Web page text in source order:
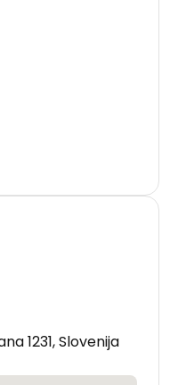
1231, Slovenija